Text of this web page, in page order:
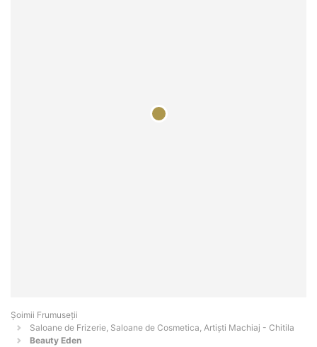
Șoimii Frumuseții
Saloane de Frizerie, Saloane de Cosmetica, Artiști Machiaj - Chitila
Beauty Eden